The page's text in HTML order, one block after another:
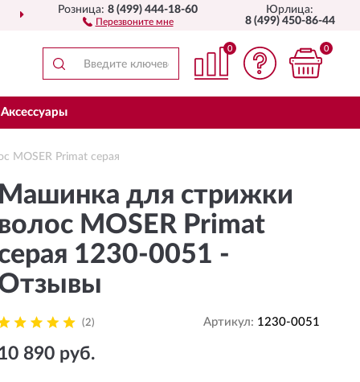
ДОСТАВИМ ПО ВСЕЙ РОССИИ
Розница:8 (499) 444-18-60
Перезвоните мне
Юрлица:
8 (499) 450-86-44
0 0
Аксессуары
MOSER Primat серая
Машинка для стрижки
волос MOSER Primat
1230-0051 -
(2) Артикул: 1230-0051
890 руб.